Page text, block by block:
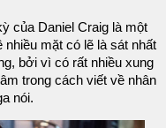
của Daniel Craig là một
mặt có lẽ là sát nhất
bởi vì có rất nhiều xung
trong cách viết về nhân
nói.